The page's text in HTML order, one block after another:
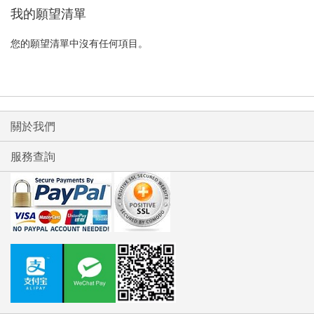
我的願望清單
您的願望清單中沒有任何項目。
關於我們
服務查詢